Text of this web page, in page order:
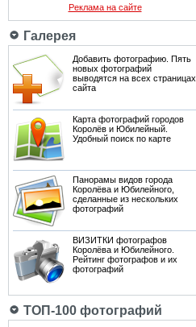
Реклама на сайте
Галерея
Добавить фотографию. Пять
новых фотографий
выводятся на всех страницах
сайта
Карта фотографий городов
Королёв и Юбилейный.
Удобный поиск по карте
Панорамы видов города
Королёва и Юбилейного,
сделанные из нескольких
фотографий
ВИЗИТКИ фотографов
Королёва и Юбилейного.
Рейтинг фотографов и их
фотографий
ТОП-100 фотографий